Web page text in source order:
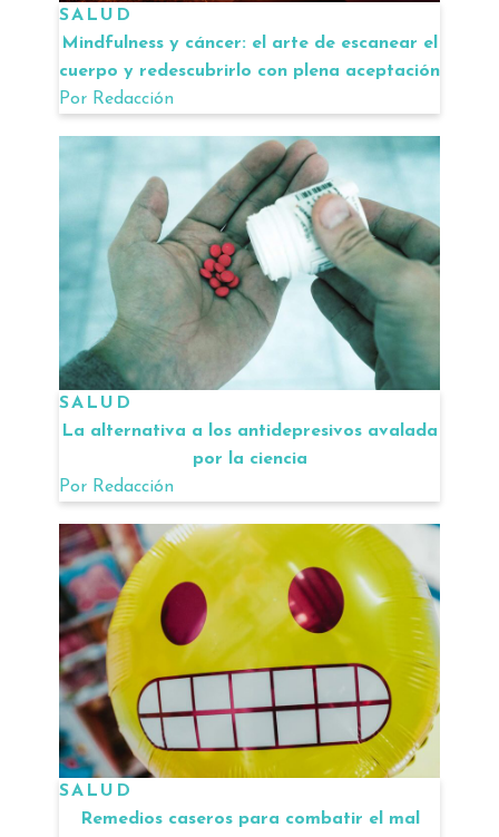
SALUD
Mindfulness y cáncer: el arte de escanear el
cuerpo y redescubrirlo con plena aceptación
Por Redacción
SALUD
La alternativa a los antidepresivos avalada
por la ciencia
Por Redacción
SALUD
Remedios caseros para combatir el mal